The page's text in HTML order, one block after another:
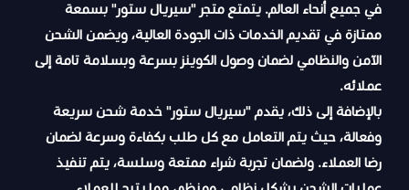
في جميع أنحاء العالم. يتمتع متجر "سيريال ستور" بسمعة
ممتازة في تقديم الخدمات ذات الجودة العالية، ويضمن الشحن
الآمن والنظامي لضمان وصول الكوينز بسرعة وبسلامة تامة إلى
عملائه.
بالإضافة إلى ذلك، يقدم "سيريال ستور" خدمة شحن سريعة
وفعالة، حيث يتم التعامل مع كل طلب بكفاءة وسرعة لضمان
رضا العملاء. ولضمان تجربة شراء ممتعة وسلسة، يتم تنفيذ